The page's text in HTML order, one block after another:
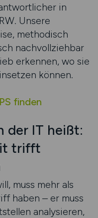
in
Unsere
methodisch
nachvollziehbar
erkennen, wo sie
können.
finden
der IT heißt:
trifft
muss mehr als
haben – er muss
analysieren,